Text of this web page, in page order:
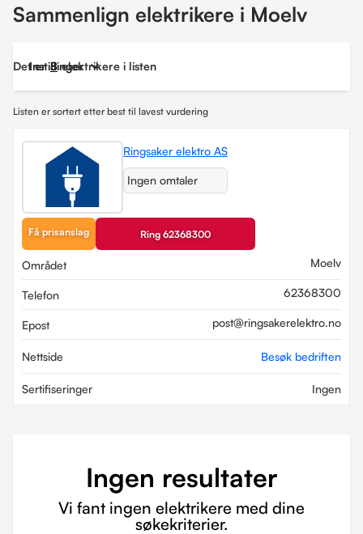
Sammenlign elektrikere i Moelv
Det er 8 elektrikere i listen
Instillinger
Listen er sortert etter best til lavest vurdering
Ringsaker elektro AS
Ingen omtaler
Få prisanslag Ring 62368300
Området Moelv
Telefon 62368300
Epost post@ringsakerelektro.no
Nettside Besøk bedriften
Sertifiseringer Ingen
Ingen resultater
Vi fant ingen elektrikere med dine
søkekriterier.